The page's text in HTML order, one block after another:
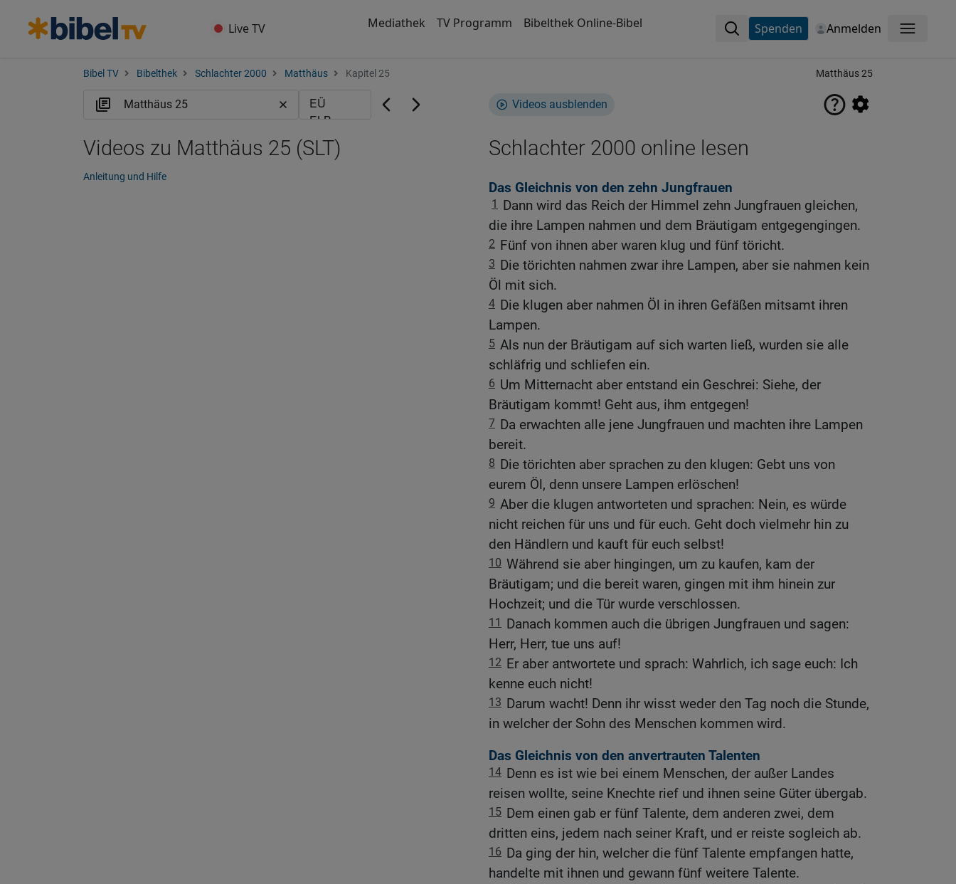
Live TV Mediathek TV Programm Bibelthek Online-Bibel Spenden Anmelden Menü
Bibel TV Bibelthek Schlachter 2000 Matthäus Kapitel 25 Matthäus 25
Videos ausblenden
Schlachter 2000 online lesen
Das Gleichnis von den zehn Jungfrauen
1
Dann wird das Reich der Himmel zehn Jungfrauen gleichen,
die ihre Lampen nahmen und dem Bräutigam entgegengingen.
2 Fünf von ihnen aber waren klug und fünf töricht.
3 Die törichten nahmen zwar ihre Lampen, aber sie nahmen kein
Öl mit sich.
4 Die klugen aber nahmen Öl in ihren Gefäßen mitsamt ihren
Lampen.
5 Als nun der Bräutigam auf sich warten ließ, wurden sie alle
schläfrig und schliefen ein.
6 Um Mitternacht aber entstand ein Geschrei: Siehe, der
Bräutigam kommt! Geht aus, ihm entgegen!
7 Da erwachten alle jene Jungfrauen und machten ihre Lampen
bereit.
8 Die törichten aber sprachen zu den klugen: Gebt uns von
eurem Öl, denn unsere Lampen erlöschen!
9 Aber die klugen antworteten und sprachen: Nein, es würde
nicht reichen für uns und für euch. Geht doch vielmehr hin zu
den Händlern und kauft für euch selbst!
10 Während sie aber hingingen, um zu kaufen, kam der
Bräutigam; und die bereit waren, gingen mit ihm hinein zur
Hochzeit; und die Tür wurde verschlossen.
11
Danach kommen auch die übrigen Jungfrauen und sagen:
Herr, Herr, tue uns auf!
12 Er aber antwortete und sprach: Wahrlich, ich sage euch: Ich
kenne euch nicht!
13 Darum wacht! Denn ihr wisst weder den Tag noch die Stunde,
in welcher der Sohn des Menschen kommen wird.
Das Gleichnis von den anvertrauten Talenten
14 Denn es ist wie bei einem Menschen, der außer Landes
reisen wollte, seine Knechte rief und ihnen seine Güter übergab.
15 Dem einen gab er fünf Talente, dem anderen zwei, dem
dritten eins, jedem nach seiner Kraft, und er reiste sogleich ab.
16 Da ging der hin, welcher die fünf Talente empfangen hatte,
handelte mit ihnen und gewann fünf weitere Talente.
Videos zu Matthäus 25 (SLT)
Anleitung und Hilfe